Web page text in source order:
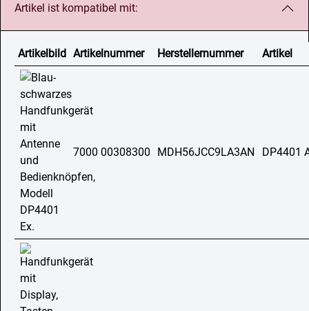
Artikel ist kompatibel mit:
Artikelbild Artikelnummer Herstellernummer Artikel
7000 00308300 MDH56JCC9LA3AN DP4401